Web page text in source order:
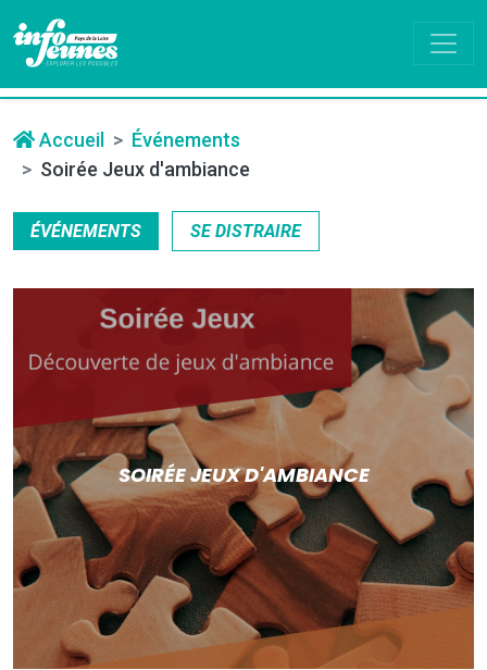
Accueil
Événements
Soirée Jeux d'ambiance
ÉVÉNEMENTS SE DISTRAIRE
SOIRÉE JEUX D'AMBIANCE